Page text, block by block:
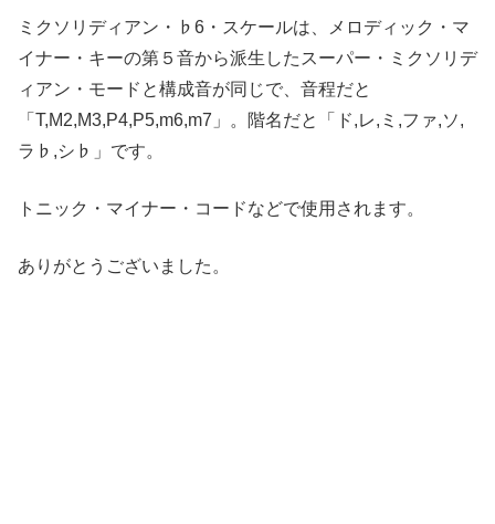
ミクソリディアン・♭6・スケールは、メロディック・マ
イナー・キーの第５音から派生したスーパー・ミクソリデ
ィアン・モードと構成音が同じで、音程だと
「T,M2,M3,P4,P5,m6,m7」。階名だと「ド,レ,ミ,ファ,ソ,
ラ♭,シ♭」です。
トニック・マイナー・コードなどで使用されます。
ありがとうございました。